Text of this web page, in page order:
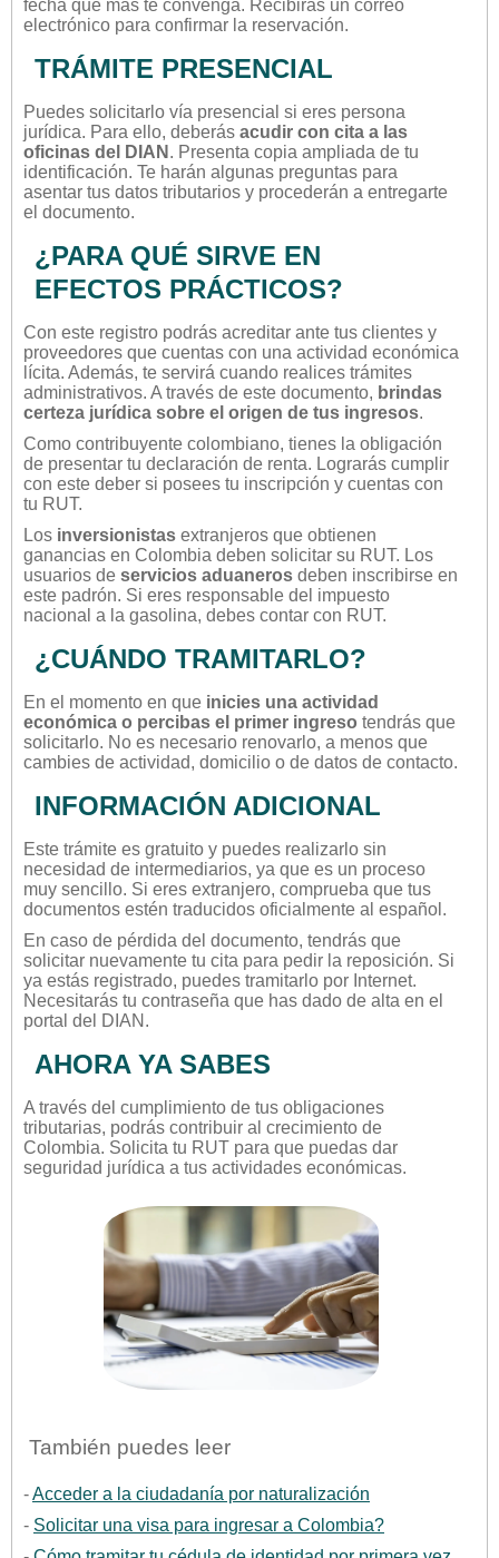
fecha que más te convenga. Recibirás un correo
electrónico para confirmar la reservación.
TRÁMITE PRESENCIAL
Puedes solicitarlo vía presencial si eres persona
jurídica. Para ello, deberás acudir con cita a las
oficinas del DIAN . Presenta copia ampliada de tu
identificación. Te harán algunas preguntas para
asentar tus datos tributarios y procederán a entregarte
el documento.
¿PARA QUÉ SIRVE EN
EFECTOS PRÁCTICOS?
Con este registro podrás acreditar ante tus clientes y
proveedores que cuentas con una actividad económica
lícita. Además, te servirá cuando realices trámites
administrativos. A través de este documento, brindas
certeza jurídica sobre el origen de tus ingresos.
Como contribuyente colombiano, tienes la obligación
de presentar tu declaración de renta. Lograrás cumplir
con este deber si posees tu inscripción y cuentas con
tu RUT.
Los inversionistas extranjeros que obtienen
ganancias en Colombia deben solicitar su RUT. Los
usuarios de servicios aduaneros deben inscribirse en
este padrón. Si eres responsable del impuesto
nacional a la gasolina, debes contar con RUT.
¿CUÁNDO TRAMITARLO?
En el momento en que inicies una actividad
económica o percibas el primer ingreso tendrás que
solicitarlo. No es necesario renovarlo, a menos que
cambies de actividad, domicilio o de datos de contacto.
INFORMACIÓN ADICIONAL
Este trámite es gratuito y puedes realizarlo sin
necesidad de intermediarios, ya que es un proceso
muy sencillo. Si eres extranjero, comprueba que tus
documentos estén traducidos oficialmente al español.
En caso de pérdida del documento, tendrás que
solicitar nuevamente tu cita para pedir la reposición. Si
ya estás registrado, puedes tramitarlo por Internet.
Necesitarás tu contraseña que has dado de alta en el
portal del DIAN.
AHORA YA SABES
A través del cumplimiento de tus obligaciones
tributarias, podrás contribuir al crecimiento de
Colombia. Solicita tu RUT para que puedas dar
seguridad jurídica a tus actividades económicas.
También puedes leer
-Acceder a la ciudadanía por naturalización
- Solicitar una visa para ingresar a Colombia?